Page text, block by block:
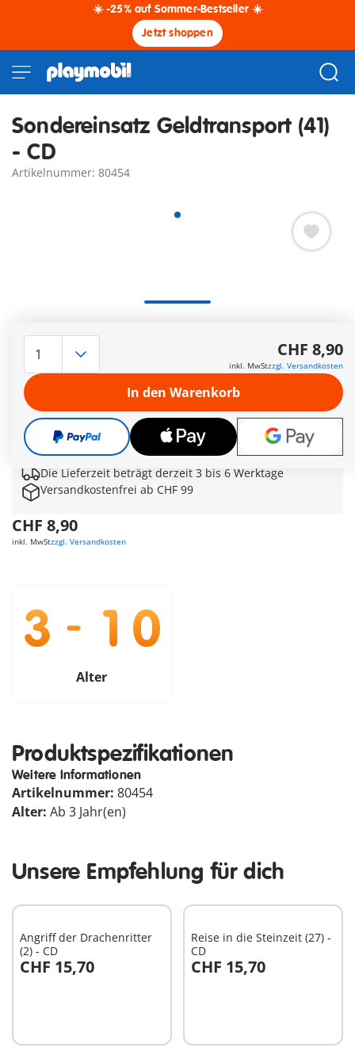
☀️ -25% auf Sommer-Bestseller ☀️
Jetzt shoppen
Sondereinsatz Geldtransport (41)
- CD
Artikelnummer: 80454
Geldtransporter eine Falle stellen. Und das, obwohl das SEK
den Transporter begleitet! Kommissar Rogers ist völlig
verzweifelt, von den Bösewichten fehlt jede Spur. Emil, Liv
und Sam haben schon bald eine Theorie, wo die Gangster
sich verstecken könnten. Die Playmos setzten alles auf eine
Karte, um mit Hilfe des Sondereinsatzkommandos den
nächsten Überfall der Bande zu verhindern ...
Weitere Informationen
Die Lieferzeit beträgt derzeit 3 bis 6 Werktage
Versandkostenfrei ab CHF 99
CHF 8,90
inkl. MwStzzgl. Versandkosten
CHF 8,90
inkl. MwStzzgl. Versandkosten
In den Warenkorb
Alter
Produktspezifikationen
Weitere Informationen
Artikelnummer: 80454
Alter: Ab 3 Jahr(en)
Unsere Empfehlung für dich
Angriff der Drachenritter
(2) - CD
CHF 15,70
In den Warenkorb
Reise in die Steinzeit (27) -
CD
CHF 15,70
In den Warenkorb